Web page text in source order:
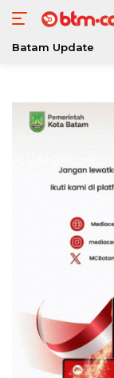
konten
Batam Update